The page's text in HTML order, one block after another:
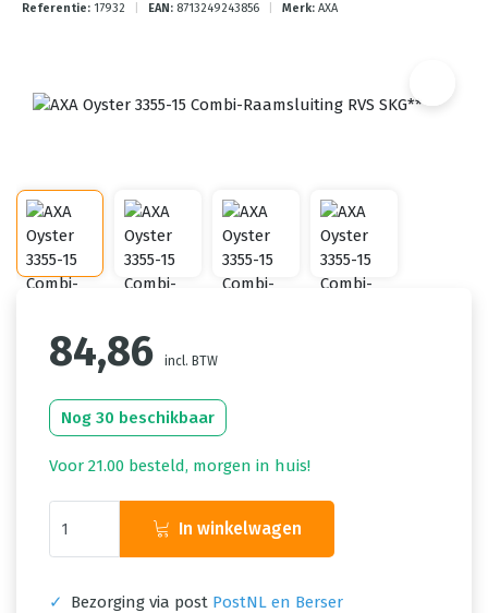
Referentie: 17932 EAN: 8713249243856 Merk: AXA
84,86 incl. BTW
Nog 30 beschikbaar
Voor 21.00 besteld, morgen in huis!
In winkelwagen
✓ Bezorging via post PostNL en Berser